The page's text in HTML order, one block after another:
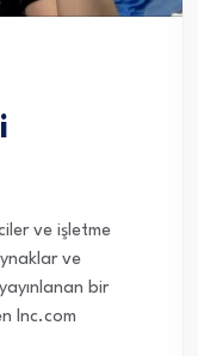
ve işletme
ve
bir
Inc.com